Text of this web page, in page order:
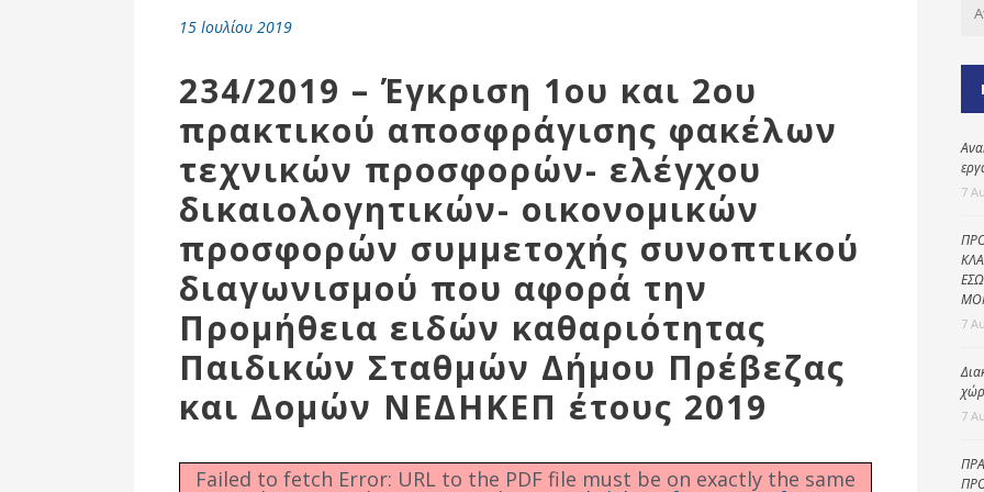
Γραφείο εσόδων
Αθλητικές
Υποδομές
15 Ιουλίου 2019
234/2019 – Έγκριση 1ου και 2ου
πρακτικού αποσφράγισης φακέλων
τεχνικών προσφορών- ελέγχου
δικαιολογητικών- οικονομικών
προσφορών συμμετοχής συνοπτικού
διαγωνισμού που αφορά την
Προμήθεια ειδών καθαριότητας
Παιδικών Σταθμών Δήμου Πρέβεζας
και Δομών ΝΕΔΗΚΕΠ έτους 2019
Failed to fetch Error: URL to the PDF file must be on exactly the same
7
7
7